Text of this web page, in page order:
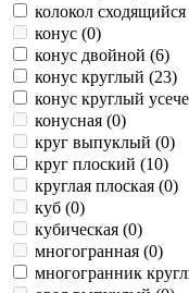
колокол сходящийся
конус (0)
конус двойной (6)
конус круглый (23)
конус круглый
конусная (0)
круг выпуклый (0)
круг плоский (10)
круглая плоская (0)
куб (0)
кубическая (0)
многогранная (0)
многогранник